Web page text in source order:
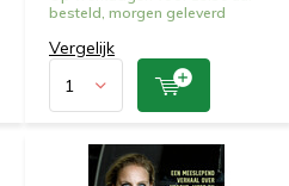
besteld, morgen geleverd
Vergelijk